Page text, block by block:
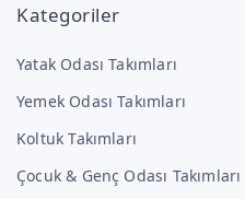
Kategoriler
Yatak Odası Takımları
Yemek Odası Takımları
Koltuk Takımları
Çocuk & Genç Odası Takımları